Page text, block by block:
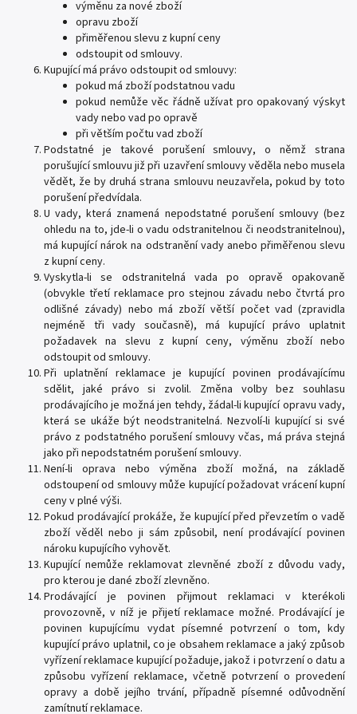
výměnu za nové zboží
opravu zboží
přiměřenou slevu z kupní ceny
odstoupit od smlouvy.
Kupující má právo odstoupit od smlouvy:
pokud má zboží podstatnou vadu
pokud nemůže věc řádně užívat pro opakovaný výskyt
vady nebo vad po opravě
při větším počtu vad zboží
Podstatné je takové porušení smlouvy, o němž strana
porušující smlouvu již při uzavření smlouvy věděla nebo musela
vědět, že by druhá strana smlouvu neuzavřela, pokud by toto
porušení předvídala.
U vady, která znamená nepodstatné porušení smlouvy (bez
ohledu na to, jde-li o vadu odstranitelnou či neodstranitelnou),
má kupující nárok na odstranění vady anebo přiměřenou slevu
z kupní ceny.
Vyskytla-li se odstranitelná vada po opravě opakovaně
(obvykle třetí reklamace pro stejnou závadu nebo čtvrtá pro
odlišné závady) nebo má zboží větší počet vad (zpravidla
nejméně tři vady současně), má kupující právo uplatnit
požadavek na slevu z kupní ceny, výměnu zboží nebo
odstoupit od smlouvy.
Při uplatnění reklamace je kupující povinen prodávajícímu
sdělit, jaké právo si zvolil. Změna volby bez souhlasu
prodávajícího je možná jen tehdy, žádal-li kupující opravu vady,
která se ukáže být neodstranitelná. Nezvolí-li kupující si své
právo z podstatného porušení smlouvy včas, má práva stejná
jako při nepodstatném porušení smlouvy.
Není-li oprava nebo výměna zboží možná, na základě
odstoupení od smlouvy může kupující požadovat vrácení kupní
ceny v plné výši.
Pokud prodávající prokáže, že kupující před převzetím o vadě
zboží věděl nebo ji sám způsobil, není prodávající povinen
nároku kupujícího vyhovět.
Kupující nemůže reklamovat zlevněné zboží z důvodu vady,
pro kterou je dané zboží zlevněno.
Prodávající je povinen přijmout reklamaci v kterékoli
provozovně, v níž je přijetí reklamace možné. Prodávající je
povinen kupujícímu vydat písemné potvrzení o tom, kdy
kupující právo uplatnil, co je obsahem reklamace a jaký způsob
vyřízení reklamace kupující požaduje, jakož i potvrzení o datu a
způsobu vyřízení reklamace, včetně potvrzení o provedení
opravy a době jejího trvání, případně písemné odůvodnění
zamítnutí reklamace.